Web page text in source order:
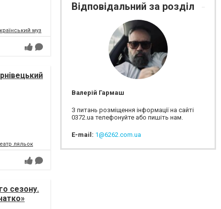
музично-драматичний театр ім. О.Кобилянської
ляльок
сезону.
Відповідальний за розділ
Валерій Гармаш
З питань розміщення інформації на сайті
0372.ua телефонуйте або пишіть нам.
E-mail: 1@6262.com.ua